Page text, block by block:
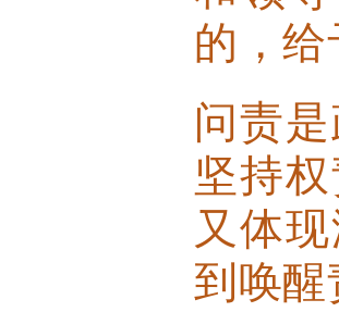
的，
问责
坚持
又体
到唤